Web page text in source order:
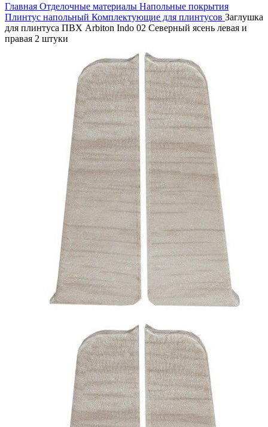
Главная Отделочные материалы Напольные покрытия
Плинтус напольный Комплектующие для плинтусов Заглушка
для плинтуса ПВХ Arbiton Indo 02 Северный ясень левая и
правая 2 штуки